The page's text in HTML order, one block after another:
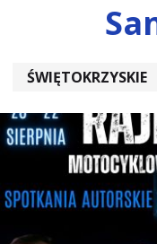
ŚWIĘTOKRZYSKIE